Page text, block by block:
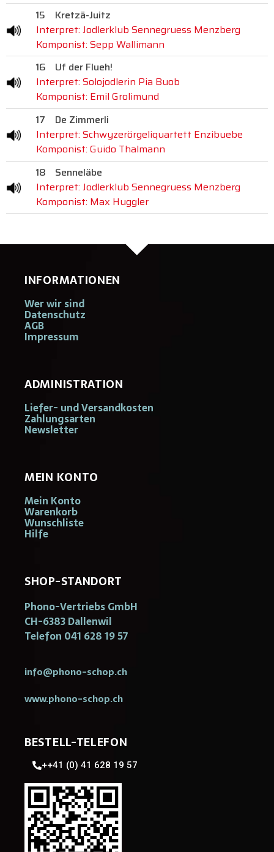
15
Kretzä-Juitz
Interpret: Jodlerklub Sennegruess Menzberg
Komponist: Sepp Wallimann
16
Uf der Flueh!
Interpret: Solojodlerin Pia Buob
Komponist: Emil Grolimund
17
De Zimmerli
Interpret: Schwyzerörgeliquartett Enzibuebe
Komponist: Guido Thalmann
18
Senneläbe
Interpret: Jodlerklub Sennegruess Menzberg
Komponist: Max Huggler
INFORMATIONEN
Wer wir sind
Datenschutz
AGB
Impressum
ADMINISTRATION
Liefer- und Versandkosten
Zahlungsarten
Newsletter
MEIN KONTO
Mein Konto
Warenkorb
Wunschliste
Hilfe
SHOP-STANDORT
Phono-Vertriebs GmbH
CH-6383 Dallenwil
Telefon 041 628 19 57
info@phono-schop.ch
www.phono-schop.ch
BESTELL-TELEFON
++41 (0) 41 628 19 57